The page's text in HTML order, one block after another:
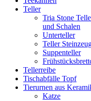
Teller
Tria Stone
und Schalen
Unterteller
Teller
Suppenteller
Tellerreibe
Tischabfälle Topf
Tierurnen aus
Katze